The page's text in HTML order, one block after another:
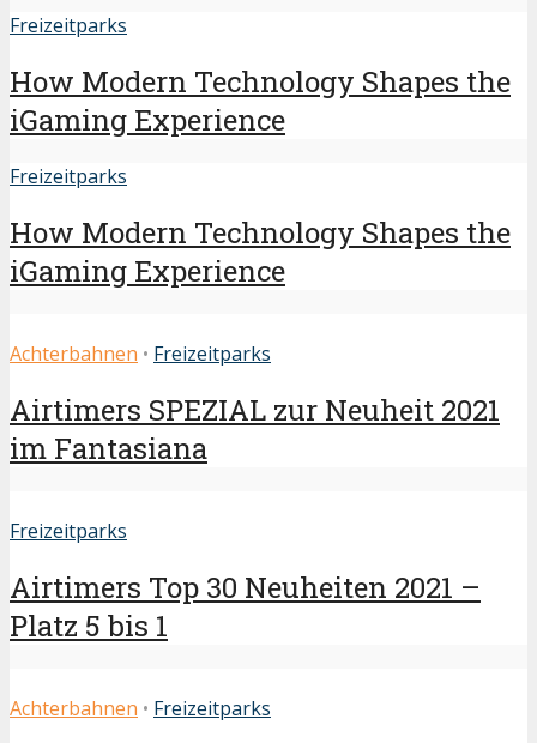
Freizeitparks
How Modern Technology Shapes the
iGaming Experience
Freizeitparks
How Modern Technology Shapes the
iGaming Experience
Achterbahnen • Freizeitparks
Airtimers SPEZIAL zur Neuheit 2021
im Fantasiana
Freizeitparks
Airtimers Top 30 Neuheiten 2021 –
Platz 5 bis 1
Achterbahnen • Freizeitparks